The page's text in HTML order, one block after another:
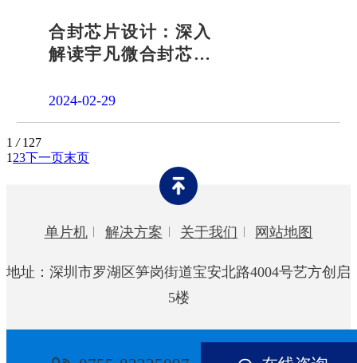
合封芯片设计：深入
解读宇凡微合封芯片
2024-02-29
1 / 127
1 23下一页末页
单片机 解决方案 关于我们 网站地图
地址：深圳市罗湖区笋岗街道宝安北路4004号艺方创启
5楼